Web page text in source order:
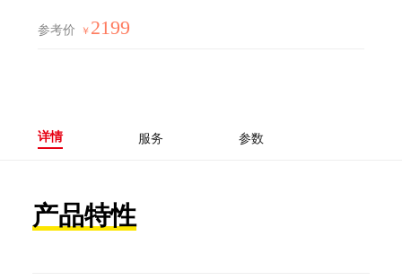
参考价 ￥ 2199
详情 服务 参数
产品特性